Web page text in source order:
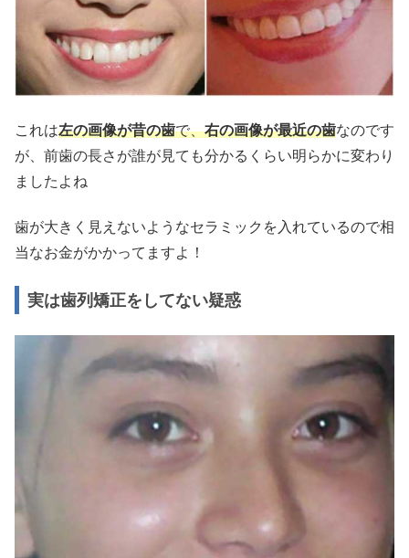
これは左の画像が昔の歯で、右の画像が最近の歯なのです
が、前歯の長さが誰が見ても分かるくらい明らかに変わり
ましたよね
歯が大きく見えないようなセラミックを入れているので相
当なお金がかかってますよ！
実は歯列矯正をしてない疑惑